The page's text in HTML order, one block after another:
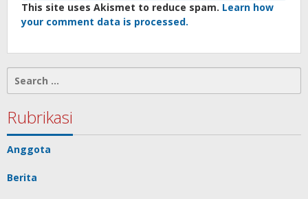
This site uses Akismet to reduce spam. Learn how
your comment data is processed.
for:
Rubrikasi
Anggota
Berita